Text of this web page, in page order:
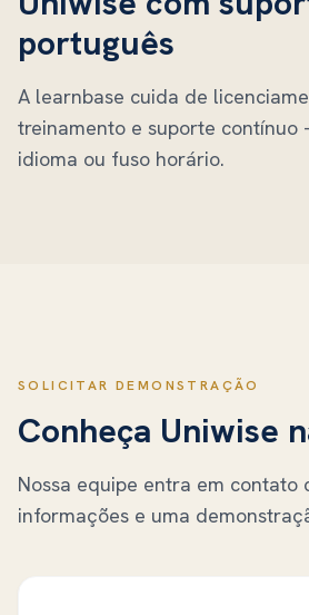
português
A learnbase cuida de
treinamento e suporte
idioma ou fuso horário.
SOLICITAR DEMONSTRAÇÃO
Conheça Uniwise
Nossa equipe entra em contato
informações e uma